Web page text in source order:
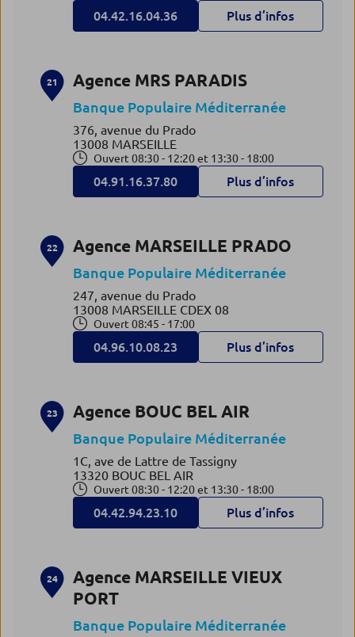
04.42.16.04.36 Plus d’infos
21 Agence MRS PARADIS
Banque Populaire Méditerranée
376, avenue du Prado
13008 MARSEILLE
Ouvert 08:30 - 12:20 et 13:30 - 18:00
04.91.16.37.80 Plus d’infos
22 Agence MARSEILLE PRADO
Banque Populaire Méditerranée
247, avenue du Prado
13008 MARSEILLE CDEX 08
Ouvert 08:45 - 17:00
04.96.10.08.23 Plus d’infos
23 Agence BOUC BEL AIR
Banque Populaire Méditerranée
1C, ave de Lattre de Tassigny
13320 BOUC BEL AIR
Ouvert 08:30 - 12:20 et 13:30 - 18:00
04.42.94.23.10 Plus d’infos
24
Agence MARSEILLE VIEUX
PORT
Banque Populaire Méditerranée